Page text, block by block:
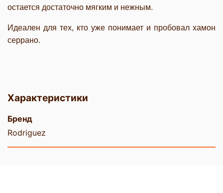
остается достаточно мягким и нежным.
Идеален для тех, кто уже понимает и пробовал хамон
серрано.
Характеристики
Бренд
Rodriguez